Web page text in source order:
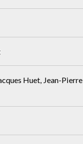
Huet, Jean-Pierre